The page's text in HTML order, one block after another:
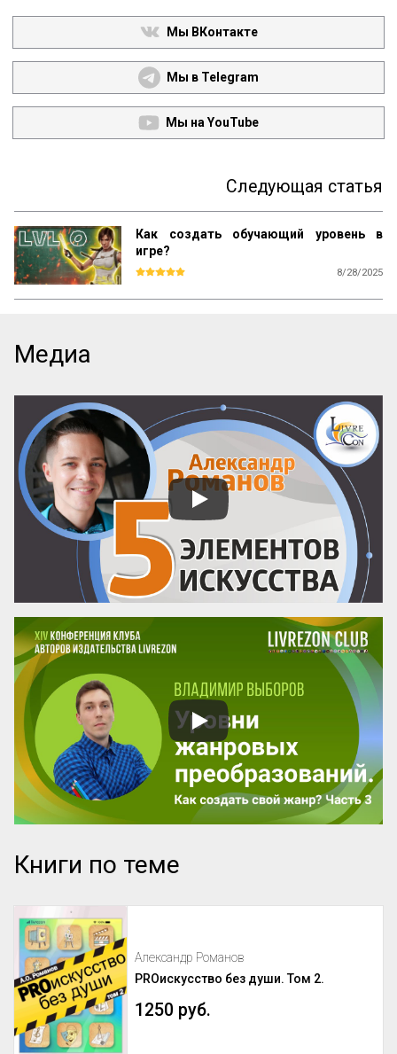
Мы ВКонтакте
Мы в Telegram
Мы на YouTube
Следующая статья
Как создать обучающий уровень в
игре?
8/28/2025
пойдёт о более сложных решениях, а
именно об обучающем уровне.
Смотрите видеоверсию этого материала
на YouTube-канале конференций
LivreCon
Под обучающим уровнем понимается
участок игры, в котором игрок
знакомится с новым типом задач и
отрабатывает нужный навык (как...
Медиа
Книги по теме
Александр Романов
PROискусство без души. Том 2.
1250 руб.